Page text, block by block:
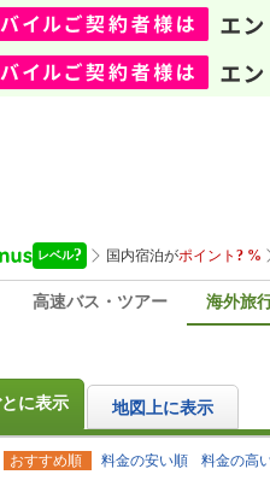
高速バス・ツアー 海外旅
に表示 地図上に表示
おすすめ順 料金の安い順 料金の高